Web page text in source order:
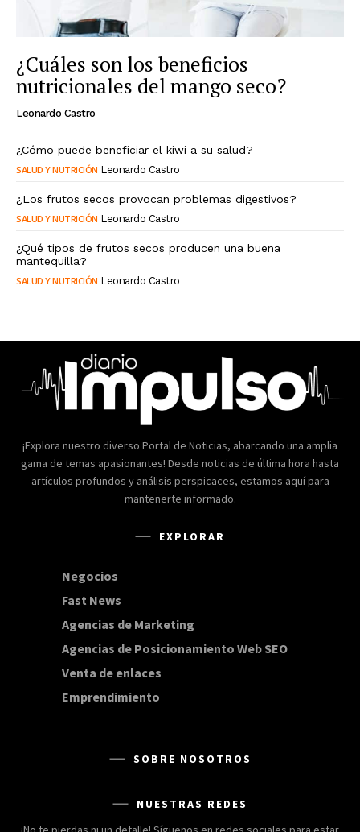
¿Cuáles son los beneficios
nutricionales del mango seco?
Leonardo Castro
¿Cómo puede beneficiar el kiwi a su salud?
SALUD Y NUTRICIÓN Leonardo Castro
¿Los frutos secos provocan problemas digestivos?
SALUD Y NUTRICIÓN Leonardo Castro
¿Qué tipos de frutos secos producen una buena
mantequilla?
SALUD Y NUTRICIÓN Leonardo Castro
¡Explora nuestro diverso Portal de Noticias, abarcando una amplia
gama de temas apasionantes! Desde noticias de última hora hasta
artículos profundos y análisis perspicaces, estamos aquí para
mantenerte informado.
EXPLORAR
Negocios
Fast News
Agencias de Marketing
Agencias de Posicionamiento Web SEO20
Venta de enlaces
Emprendimiento
SOBRE NOSOTROS
NUESTRAS REDES